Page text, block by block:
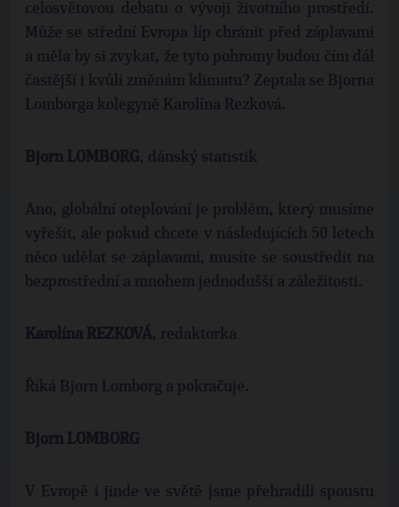
celosvětovou debatu o vývoji životního prostředí.
Může se střední Evropa líp chránit před záplavami
a měla by si zvykat, že tyto pohromy budou čím dál
častější i kvůli změnám klimatu? Zeptala se Bjorna
Lomborga kolegyně Karolína Rezková.
Bjorn LOMBORG, dánský statistik
Ano, globální oteplování je problém, který musíme
vyřešit, ale pokud chcete v následujících 50 letech
něco udělat se záplavami, musíte se soustředit na
bezprostřední a mnohem jednodušší a záležitosti.
Karolína REZKOVÁ, redaktorka
Říká Bjorn Lomborg a pokračuje.
Bjorn LOMBORG
V Evropě i jinde ve světě jsme přehradili spoustu